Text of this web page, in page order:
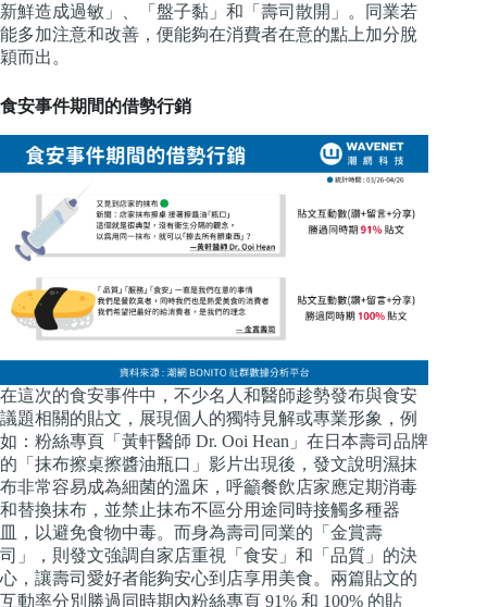
新鮮造成過敏」、「盤子黏」和「壽司散開」。同業若
能多加注意和改善，便能夠在消費者在意的點上加分脫
穎而出。
食安事件期間的借勢行銷
在這次的食安事件中，不少名人和醫師趁勢發布與食安
議題相關的貼文，展現個人的獨特見解或專業形象，例
如：粉絲專頁「黃軒醫師 Dr. Ooi Hean」在日本壽司品牌
的「抹布擦桌擦醬油瓶口」影片出現後，發文說明濕抹
布非常容易成為細菌的溫床，呼籲餐飲店家應定期消毒
和替換抹布，並禁止抹布不區分用途同時接觸多種器
皿，以避免食物中毒。而身為壽司同業的「金賞壽
司」，則發文強調自家店重視「食安」和「品質」的決
心，讓壽司愛好者能夠安心到店享用美食。兩篇貼文的
互動率分別勝過同時期內粉絲專頁 91% 和 100% 的貼